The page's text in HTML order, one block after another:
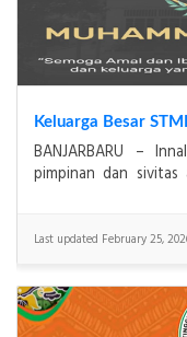
Jadwal Ujian Akhir
Mekanisme &
wajib melihat
Last updated December 22,